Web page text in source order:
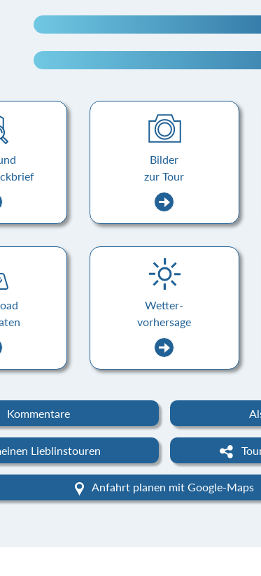
Bilder
zur Tour
Wetter-
vorhersage
Kommentare
Lieblinstouren
Anfahrt planen mit Google-Maps